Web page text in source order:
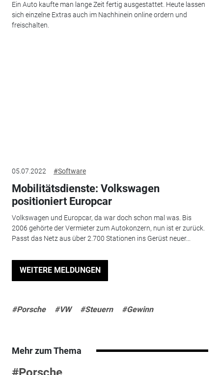
Ein Auto kaufte man lange Zeit fertig ausgestattet. Heute lassen
sich einzelne Extras auch im Nachhinein online ordern und
freischalten.
05.07.2022 #Software
Mobilitätsdienste: Volkswagen
positioniert Europcar
Volkswagen und Europcar, da war doch schon mal was. Bis
2006 gehörte der Vermieter zum Autokonzern, nun ist er zurück.
Passt das Netz aus über 2.700 Stationen ins Gerüst neuer...
WEITERE MELDUNGEN
#Porsche #VW #Steuern #Gewinn
Mehr zum Thema